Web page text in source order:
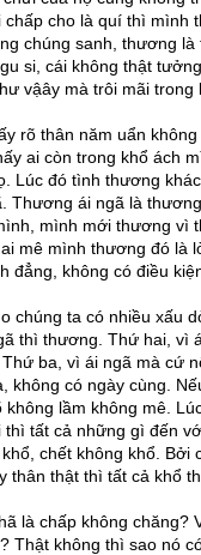
cho là quí thì mình
chúng sanh, thương
si, cái không thật
vậây mà trôi mãi trong
rõ thân năm uẩn
ai còn trong khổ ách
Lúc đó tình thương
Thương ái ngã là
mình mới thương vì
mê mình thương đó là
đẳng, không có điều
chúng ta có nhiều xấu
thì thương. Thứ hai, vì
ba, vì ái ngã mà cứ
không có ngày cùng.
lầm không mê.
thì tất cả những gì đến
chết không khổ. Bởi
thân thật thì tất cả khổ
là chấp không chăng?
Thật không thì sao nó